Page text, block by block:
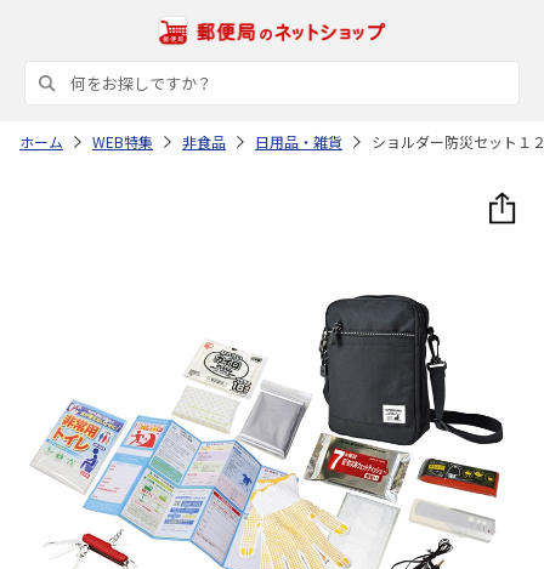
ホーム WEB特集 非食品 日用品・雑貨 ショルダー防災セット